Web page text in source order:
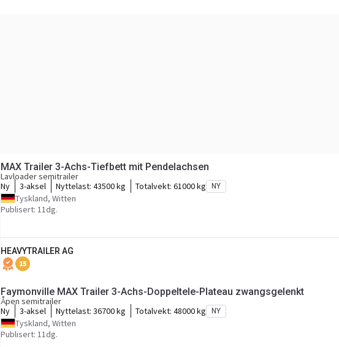
MAX Trailer 3-Achs-Tiefbett mit Pendelachsen
Lavloader semitrailer
Ny
3-aksel Nyttelast: 43500 kg Totalvekt: 61000 kg NY
Tyskland, Witten
Publisert: 11dg.
HEAVYTRAILER AG
15
Faymonville MAX Trailer 3-Achs-Doppeltele-Plateau zwangsgelenkt
Åpen semitrailer
Ny
3-aksel Nyttelast: 36700 kg Totalvekt: 48000 kg NY
Tyskland, Witten
Publisert: 11dg.